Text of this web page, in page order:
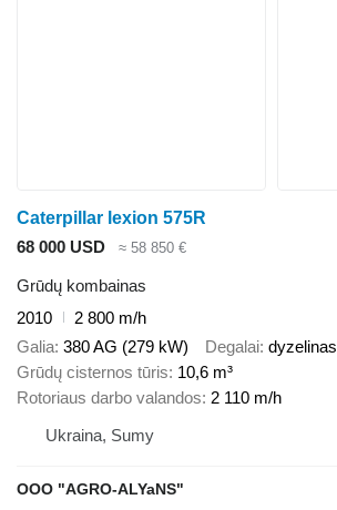
Caterpillar lexion 575R
68 000 USD
≈ 58 850 €
Grūdų kombainas
2010
2 800 m/h
Galia 380 AG (279 kW) Degalai dyzelinas
Grūdų cisternos tūris 10,6 m³
Rotoriaus darbo valandos 2 110 m/h
Ukraina, Sumy
OOO "AGRO-ALYaNS"